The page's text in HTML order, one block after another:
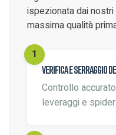
ispezionata dai
massima qualità
Verifica e serraggio
Controllo
leveraggi e